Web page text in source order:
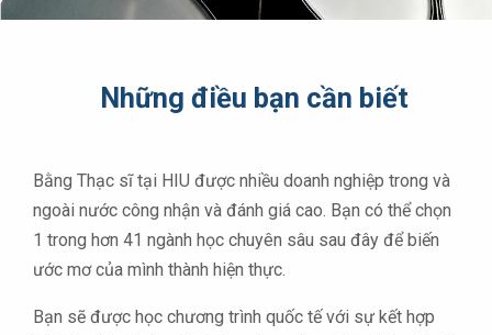
Những điều bạn cần biết
Bằng Thạc sĩ tại HIU được nhiều doanh nghiệp trong và
ngoài nước công nhận và đánh giá cao. Bạn có thể chọn
1 trong hơn 41 ngành học chuyên sâu sau đây để biến
ước mơ của mình thành hiện thực.
Bạn sẽ được học chương trình quốc tế với sự kết hợp